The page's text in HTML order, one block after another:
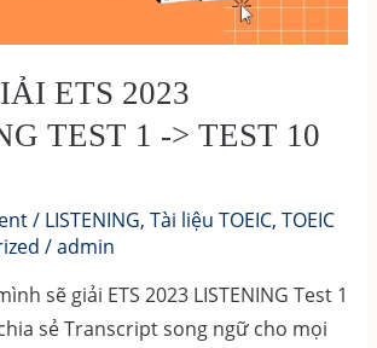
ETS 2023
TEST 1 -> TEST 10
/ LISTENING, Tài liệu TOEIC, TOEIC
/admin
sẽ giải ETS 2023 LISTENING Test 1
sẻ Transcript song ngữ cho mọi